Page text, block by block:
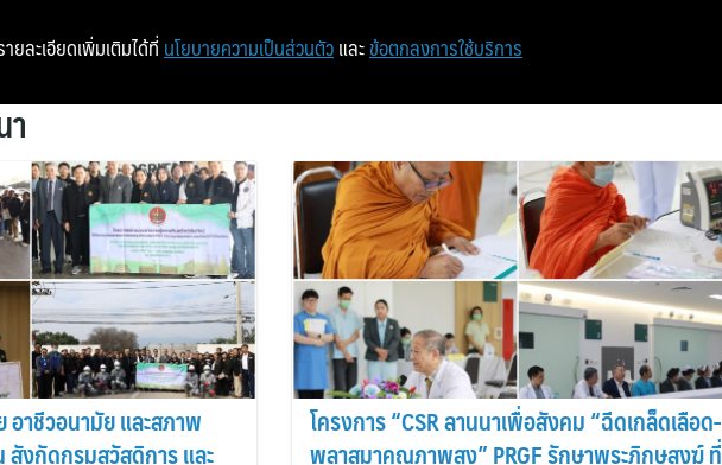
หน้าแรก ท่องเที่ยว
าชีวอนามัย และสภาพ
สังกัดกรมสวัสดิการ และ
โครงการ “CSR ลานนาเพื่อสังคม “ฉีดเกล็ดเลือด-
พลาสมาคุณภาพสูง” PRGF รักษาพระภิกษุสงฆ์ ที่
ยละเอียดเพิ่มเติมได้ที่ นโยบายความเป็นส่วนตัว และ ข้อตกลงการใช้บริการ